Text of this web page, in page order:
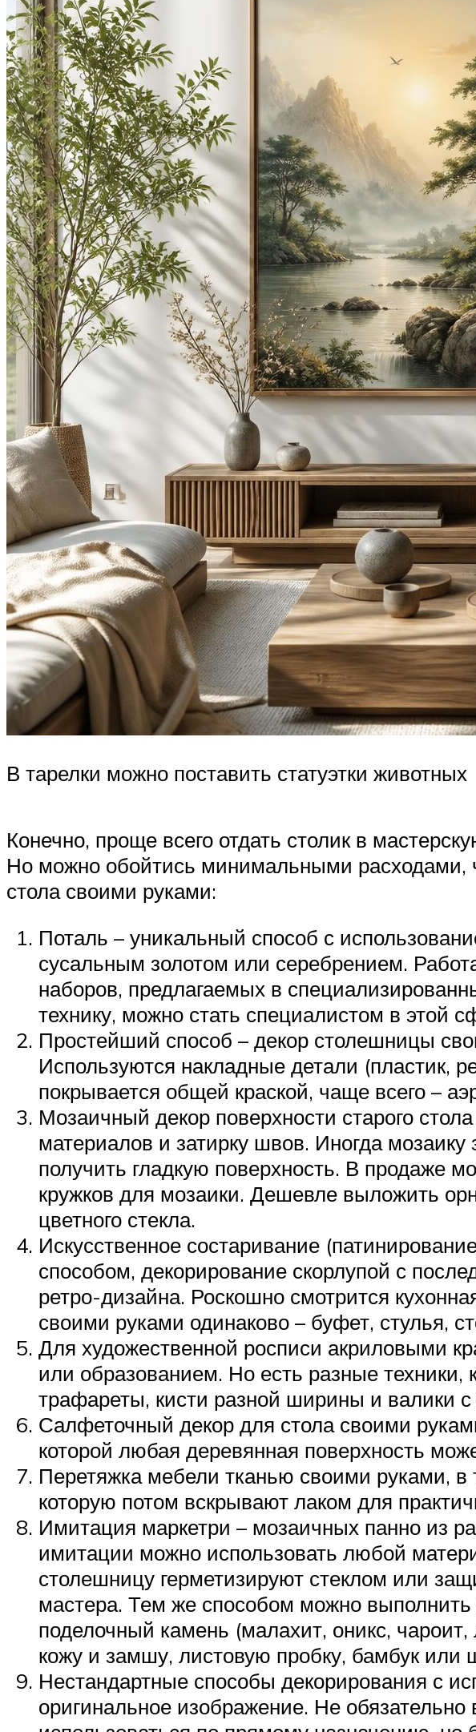
В тарелки можно поставить статуэтки животных
Конечно, проще всего отдать столик в
Но можно обойтись минимальными расходами,
стола своими руками:
Поталь – уникальный способ с
сусальным золотом или серебрением.
наборов, предлагаемых в
технику, можно стать специалистом в этой
Простейший способ – декор столешницы
Используются накладные детали (пластик,
покрывается общей краской, чаще всего –
Мозаичный декор поверхности старого
материалов и затирку швов. Иногда
получить гладкую поверхность. В продаже
кружков для мозаики. Дешевле выложить
цветного стекла.
Искусственное состаривание
способом, декорирование скорлупой с
ретро-дизайна. Роскошно смотрится
своими руками одинаково – буфет, стулья,
Для художественной росписи акриловыми
или образованием. Но есть разные техники,
трафареты, кисти разной ширины и валики
Салфеточный декор для стола своими
которой любая деревянная поверхность
Перетяжка мебели тканью своими руками,
которую потом вскрывают лаком для
Имитация маркетри – мозаичных панно из
имитации можно использовать любой
столешницу герметизируют стеклом или
мастера. Тем же способом можно
поделочный камень (малахит, оникс,
кожу и замшу, листовую пробку, бамбук
Нестандартные способы декорирования с
оригинальное изображение. Не